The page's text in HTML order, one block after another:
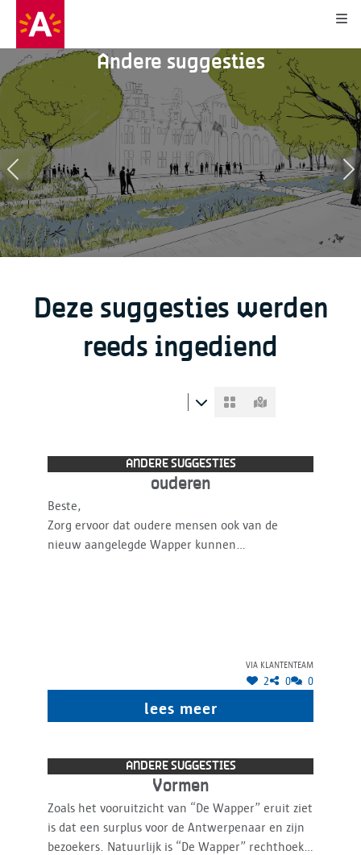
Andere suggesties
Deze suggesties werden
reeds ingediend
ANDERE SUGGESTIES
ouderen
Beste,
Zorg ervoor dat oudere mensen ook van de
nieuw aangelegde Wapper kunnen
via klantenteam
2 0 0
lees meer
ANDERE SUGGESTIES
Vormen
Zoals het vooruitzicht van “De Wapper” eruit ziet
is dat een surplus voor de Antwerpenaar en zijn
bezoekers. Natuurlijk is “De Wapper” rechthoekig